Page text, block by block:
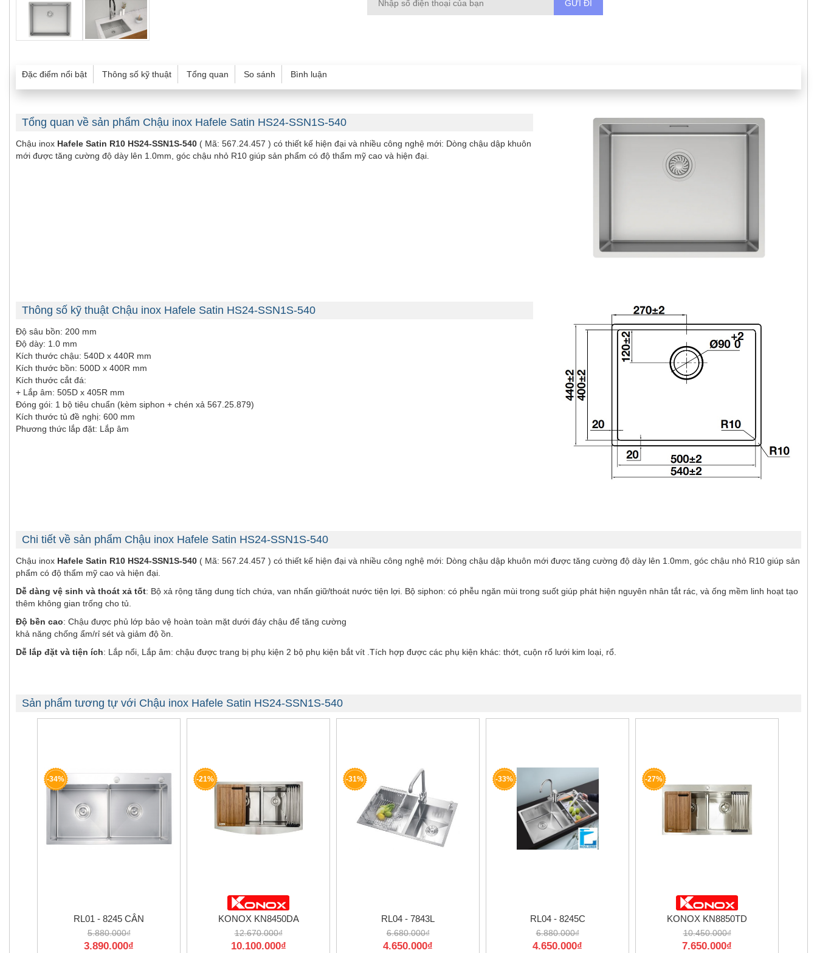
Đặc điểm nổi bật Thông số kỹ thuật Tổng quan So sánh Bình luận
Tổng quan về sản phẩm Chậu inox Hafele Satin HS24-SSN1S-540
Chậu inox Hafele Satin R10 HS24-SSN1S-540 ( Mã: 567.24.457 ) có thiết kế hiện đại và nhiều công nghệ mới: Dòng chậu dập khuôn
mới được tăng cường độ dày lên 1.0mm, góc chậu nhỏ R10 giúp sản phẩm có độ thẩm mỹ cao và hiện đại.
Thông số kỹ thuật Chậu inox Hafele Satin HS24-SSN1S-540
Độ sâu bồn: 200 mm
Độ dày: 1.0 mm
Kích thước chậu: 540D x 440R mm
Kích thước bồn: 500D x 400R mm
Kích thước cắt đá:
+ Lắp âm: 505D x 405R mm
Đóng gói: 1 bộ tiêu chuẩn (kèm siphon + chén xả 567.25.879)
Kích thước tủ đề nghị: 600 mm
Phương thức lắp đặt: Lắp âm
Chi tiết về sản phẩm Chậu inox Hafele Satin HS24-SSN1S-540
Chậu inox Hafele Satin R10 HS24-SSN1S-540 ( Mã: 567.24.457 ) có thiết kế hiện đại và nhiều công nghệ mới: Dòng chậu dập khuôn mới được tăng cường độ dày lên 1.0mm, góc chậu nhỏ R10 giúp sản
phẩm có độ thẩm mỹ cao và hiện đại.
Dễ dàng vệ sinh và thoát xả tốt: Bộ xả rộng tăng dung tích chứa, van nhấn giữ/thoát nước tiện lợi. Bộ siphon: có phễu ngăn mùi trong suốt giúp phát hiện nguyên nhân tắt rác, và ống mềm linh hoạt tạo
thêm không gian trống cho tủ.
Độ bền cao: Chậu được phủ lớp bảo vệ hoàn toàn mặt dưới đáy chậu để tăng cường
khả năng chống ẩm/rỉ sét và giảm độ ồn.
Dễ lắp đặt và tiện ích: Lắp nổi, Lắp âm: chậu được trang bị phụ kiện 2 bộ phụ kiện bắt vít .Tích hợp được các phụ kiện khác: thớt, cuộn rổ lưới kim loại, rổ.
Sản phẩm tương tự với Chậu inox Hafele Satin HS24-SSN1S-540
-34%
RL01 - 8245 CÂN
5.880.000₫
3.890.000₫
-21%
KONOX KN8450DA
12.670.000₫
10.100.000₫
-31%
RL04 - 7843L
6.680.000₫
4.650.000₫
-33%
RL04 - 8245C
6.880.000₫
4.650.000₫
-27%
KONOX KN8850TD
10.450.000₫
7.650.000₫